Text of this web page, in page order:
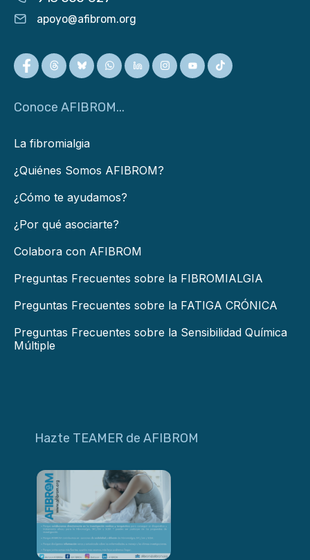
apoyo@afibrom.org
Conoce AFIBROM...
La fibromialgia
¿Quiénes Somos AFIBROM?
¿Cómo te ayudamos?
¿Por qué asociarte?
Colabora con AFIBROM
Preguntas Frecuentes sobre la FIBROMIALGIA
Preguntas Frecuentes sobre la FATIGA CRÓNICA
Preguntas Frecuentes sobre la Sensibilidad Química
Múltiple
Hazte TEAMER de AFIBROM